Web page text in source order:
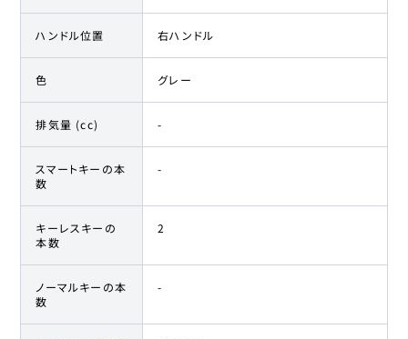
ハンドル位置 右ハンドル
色 グレー
排気量 (cc) -
スマートキーの本
数
-
キーレスキーの
本数
2
ノーマルキーの本
数
-